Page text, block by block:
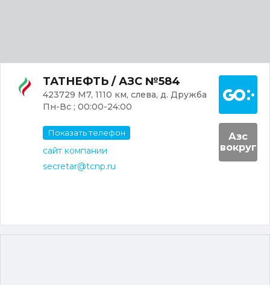
ТАТНЕФТЬ / АЗС №584
423729 М7, 1110 км, слева, д. Дружба
Пн-Вс ; 00:00-24:00
Показать телефон
сайт компании
secretar@tcnp.ru
Азс
вокруг